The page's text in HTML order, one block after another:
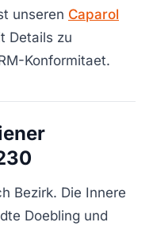
unseren Caparol
Details zu
Konformitaet.
Bezirk. Die Innere
Doebling und